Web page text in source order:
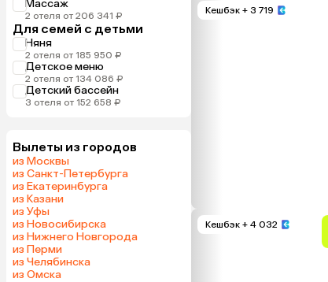
Массаж
2 отеля от 206 341 ₽
Для семей с детьми
Няня
2 отеля от 185 950 ₽
Детское меню
2 отеля от 134 086 ₽
Детский бассейн
3 отеля от 152 658 ₽
Вылеты из городов
из Москвы
из Санкт-Петербурга
из Екатеринбурга
из Казани
из Уфы
из Новосибирска
из Нижнего Новгорода
из Перми
из Челябинска
из Омска
Кешбэк + 3 719
Кешбэк + 4 032